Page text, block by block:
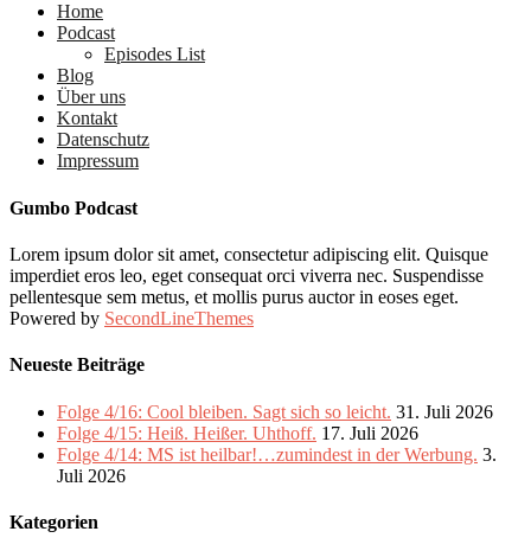
Home
Podcast
Episodes List
Blog
Über uns
Kontakt
Datenschutz
Impressum
Gumbo Podcast
Lorem ipsum dolor sit amet, consectetur adipiscing elit. Quisque
imperdiet eros leo, eget consequat orci viverra nec. Suspendisse
pellentesque sem metus, et mollis purus auctor in eoses eget.
Powered by SecondLineThemes
Neueste Beiträge
Folge 4/16: Cool bleiben. Sagt sich so leicht. 31. Juli 2026
Folge 4/15: Heiß. Heißer. Uhthoff. 17. Juli 2026
Folge 4/14: MS ist heilbar!…zumindest in der Werbung. 3.
Juli 2026
Kategorien